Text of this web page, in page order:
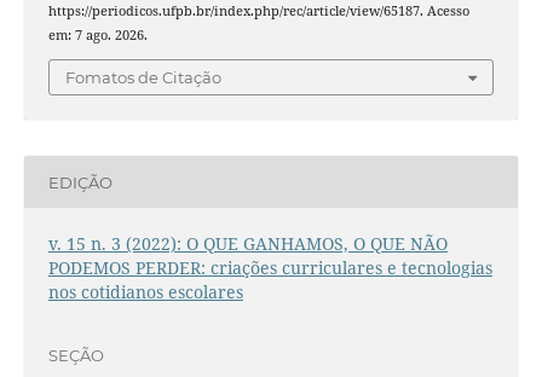
https://periodicos.ufpb.br/index.php/rec/article/view/65187. Acesso
em: 7 ago. 2026.
Fomatos de Citação
EDIÇÃO
v. 15 n. 3 (2022): O QUE GANHAMOS, O QUE NÃO
PODEMOS PERDER: criações curriculares e tecnologias
nos cotidianos escolares
SEÇÃO